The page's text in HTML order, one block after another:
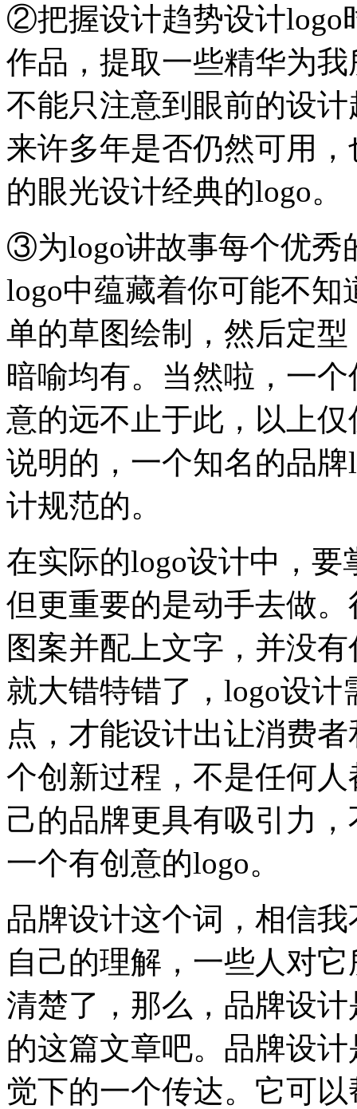
②把握设计趋势设计logo
作品，提取一些精华为
不能只注意到眼前的设
来许多年是否仍然可用
的眼光设计经典的logo。
③为logo讲故事每个优秀
logo中蕴藏着你可能不
单的草图绘制，然后定
暗喻均有。当然啦，一
意的远不止于此，以上
说明的，一个知名的品
计规范的。
在实际的logo设计中，
但更重要的是动手去做
图案并配上文字，并没
就大错特错了，logo设
点，才能设计出让消费
个创新过程，不是任何
己的品牌更具有吸引力
一个有创意的logo。
品牌设计这个词，相信
自己的理解，一些人对
清楚了，那么，品牌设
的这篇文章吧。品牌设
觉下的一个传达。它可